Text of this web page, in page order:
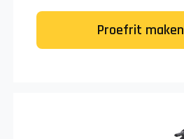
Proefrit maken